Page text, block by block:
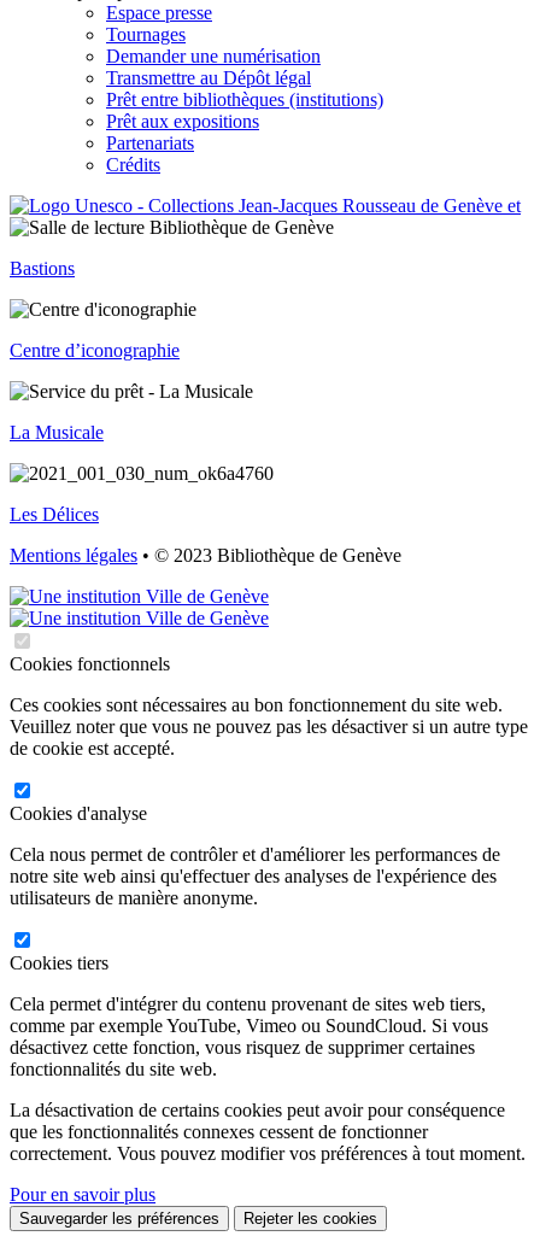
Espace presse
Tournages
Demander une numérisation
Transmettre au Dépôt légal
Prêt entre bibliothèques (institutions)
Prêt aux expositions
Partenariats
Crédits
Bastions
Centre d’iconographie
La Musicale
Les Délices
Mentions légales • © 2023 Bibliothèque de Genève
Cookies fonctionnels
Ces cookies sont nécessaires au bon fonctionnement du site web.
Veuillez noter que vous ne pouvez pas les désactiver si un autre type
de cookie est accepté.
Cookies d'analyse
Cela nous permet de contrôler et d'améliorer les performances de
notre site web ainsi qu'effectuer des analyses de l'expérience des
utilisateurs de manière anonyme.
Cookies tiers
Cela permet d'intégrer du contenu provenant de sites web tiers,
comme par exemple YouTube, Vimeo ou SoundCloud. Si vous
désactivez cette fonction, vous risquez de supprimer certaines
fonctionnalités du site web.
La désactivation de certains cookies peut avoir pour conséquence
que les fonctionnalités connexes cessent de fonctionner
correctement. Vous pouvez modifier vos préférences à tout moment.
Pour en savoir plus
Sauvegarder les préférences Rejeter les cookies